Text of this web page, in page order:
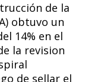
de la
obtuvo un
14% en el
la revision
de sellar el